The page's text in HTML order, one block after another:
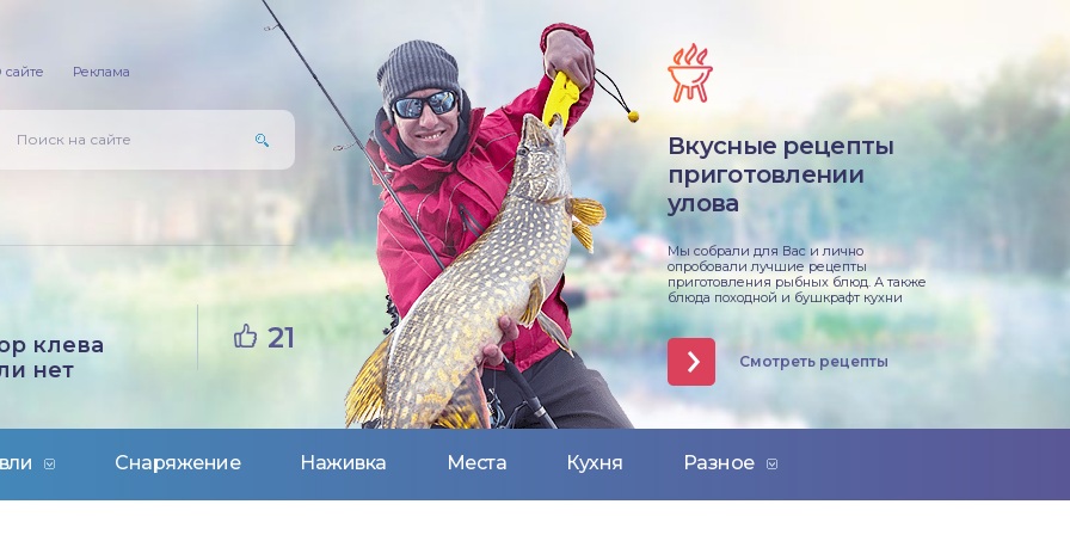
Снаряжение Наживка Места Кухня Разное
сайте Реклама
Вкусные рецепты
приготовлении
улова
Мы собрали для Вас и лично
опробовали лучшие рецепты
приготовления рыбных блюд. А также
блюда походной и бушкрафт кухни
Смотреть рецепты
клева
нет
21